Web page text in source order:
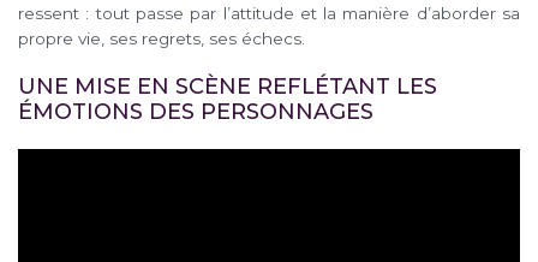
ressent : tout passe par l’attitude et la manière d’aborder sa
propre vie, ses regrets, ses échecs.
UNE MISE EN SCÈNE REFLÉTANT LES
ÉMOTIONS DES PERSONNAGES